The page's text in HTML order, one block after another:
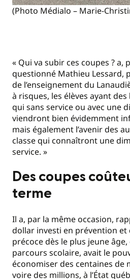
(Photo Médialo – Marie-
« Qui va subir ces coupes ? a,
questionné Mathieu Lessard,
de l’enseignement du
à risques, les élèves ayant
qui sans service ou avec une
viendront bien évidemment
mais également l’avenir des
classe qui connaîtront une
service. »
Des coupes
terme
Il a, par la même occasion,
dollar investi en prévention
précoce dès le plus jeune
parcours scolaire, avait le
économiser des centaines de
voire des millions, à l’État